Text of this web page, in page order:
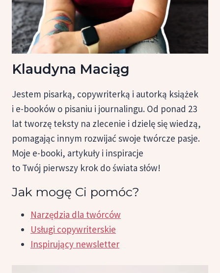
Klaudyna Maciąg
Jestem pisarką, copywriterką i autorką książek
i e-booków o pisaniu i journalingu. Od ponad 23
lat tworzę teksty na zlecenie i dzielę się wiedzą,
pomagając innym rozwijać swoje twórcze pasje.
Moje e-booki, artykuły i inspiracje
to Twój pierwszy krok do świata słów!
Jak mogę Ci pomóc?
Narzędzia dla twórców
Usługi copywriterskie
Inspirujący newsletter